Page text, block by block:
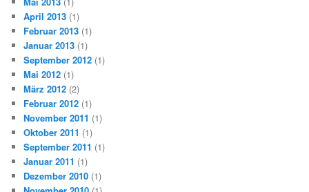
April 2013 (1)
Februar 2013 (1)
Januar 2013 (1)
September 2012 (1)
Mai 2012 (1)
März 2012 (2)
Februar 2012 (1)
November 2011 (1)
Oktober 2011 (1)
September 2011 (1)
Januar 2011 (1)
Dezember 2010 (1)